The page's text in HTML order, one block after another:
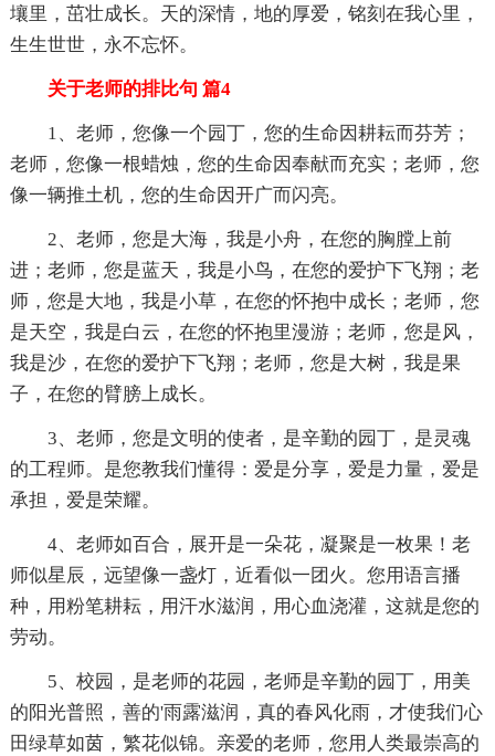
壤里，茁壮成长。天的深情，地的厚爱，铭刻在我心里，
生生世世，永不忘怀。
关于老师的排比句 篇4
1、老师，您像一个园丁，您的生命因耕耘而芬芳；
老师，您像一根蜡烛，您的生命因奉献而充实；老师，您
像一辆推土机，您的生命因开广而闪亮。
2、老师，您是大海，我是小舟，在您的胸膛上前
进；老师，您是蓝天，我是小鸟，在您的爱护下飞翔；老
师，您是大地，我是小草，在您的怀抱中成长；老师，您
是天空，我是白云，在您的怀抱里漫游；老师，您是风，
我是沙，在您的爱护下飞翔；老师，您是大树，我是果
子，在您的臂膀上成长。
3、老师，您是文明的使者，是辛勤的园丁，是灵魂
的工程师。是您教我们懂得：爱是分享，爱是力量，爱是
承担，爱是荣耀。
4、老师如百合，展开是一朵花，凝聚是一枚果！老
师似星辰，远望像一盏灯，近看似一团火。您用语言播
种，用粉笔耕耘，用汗水滋润，用心血浇灌，这就是您的
劳动。
5、校园，是老师的花园，老师是辛勤的园丁，用美
的阳光普照，善的'雨露滋润，真的春风化雨，才使我们心
田绿草如茵，繁花似锦。亲爱的老师，您用人类最崇高的